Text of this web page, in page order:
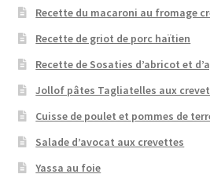
Recette du macaroni au fromage
Recette de griot de porc haïtien
Recette de Sosaties d’abricot et
Jollof pâtes Tagliatelles aux
Cuisse de poulet et pommes de
Salade d’avocat aux crevettes
Yassa au foie